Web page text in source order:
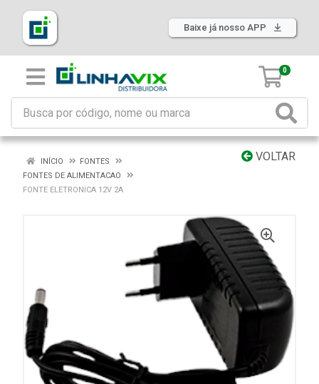
Baixe já nosso APP
0
VOLTAR
INÍCIO
FONTES
FONTES DE ALIMENTACAO
FONTE ELETRONICA 12V 2A